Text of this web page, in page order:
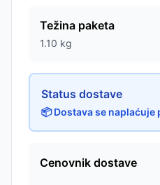
Težina paketa
1.10 kg
Status dostave
📦 Dostava se naplaćuje
Cenovnik dostave